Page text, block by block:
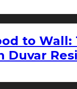
to Wall:
Duvar